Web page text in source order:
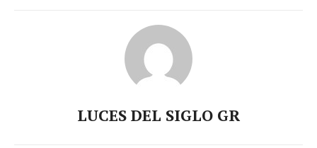
LUCES DEL SIGLO GR